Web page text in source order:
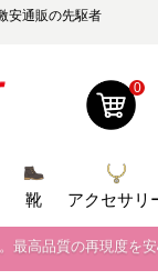
安通販の先駆者
0
靴
アクセサリ
最高品質の再現度を
な割引をご利用いただ